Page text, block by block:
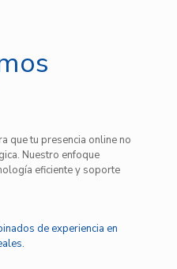
que tu presencia online no
Nuestro enfoque
eficiente y soporte
de experiencia en